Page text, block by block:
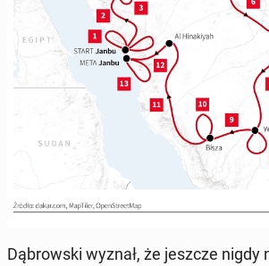
Dą­brow­ski wyznał, że jeszcze nigdy